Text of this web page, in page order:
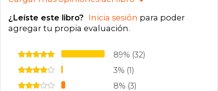
¿Leíste este libro? Inicia sesión para poder
agregar tu propia evaluación.
89% (32)
3% (1)
8% (3)